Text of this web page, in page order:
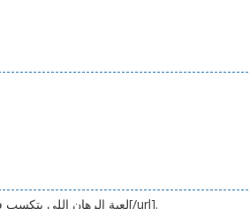
لعبة الرهان اللي بتكسب فلوس [url=https://888starz-egypt9.com/]لعبة الرهان اللي بتكسب فلوس[/url].